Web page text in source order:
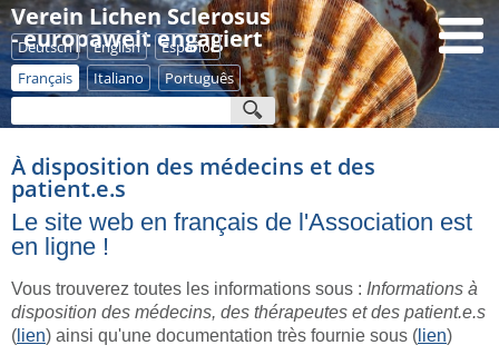
Verein Lichen Sclerosus
- europaweit engagiert
Deutsch English
Español
Français
Italiano Português
À disposition des médecins et des
patient.e.s
Le site web en français de l'Association est
en ligne !
Vous trouverez toutes les informations sous : Informations à
disposition des médecins, des thérapeutes et des patient.e.s
( lien) ainsi qu'une documentation très fournie sous ( lien)